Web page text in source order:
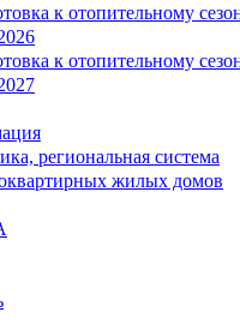
к отопительному
к отопительному
региональная система
жилых домов